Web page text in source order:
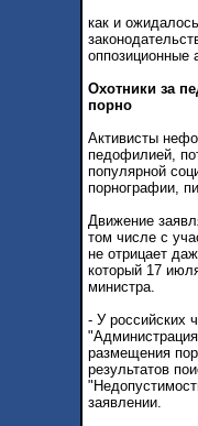
как и
оппозиционные
Охотники за
порно
Активисты
педофилией,
популярной
порнографии,
Движение
том числе с
не отрицает
который 17
министра.
- У российских
размещения
результатов
заявлении.